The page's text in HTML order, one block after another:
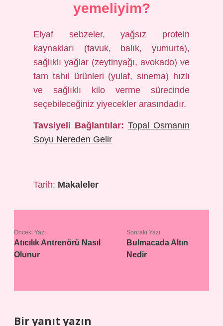
yemeliyim?
Elyaf sebzeler, yağsız protein
kaynakları (tavuk, balık, yumurta),
sağlıklı yağlar (zeytinyağı, avokado) ve
tam tahıl ürünleri (yulaf, sinema) hızlı
ve sağlıklı kilo verme sürecinde
seçebileceğiniz yiyecekler arasındadır.
Tavsiyeli Bağlantılar: Topal Osmanın
Soyu Nereden Gelir
Tarih: Makaleler
Önceki Yazı
Atıcılık Antrenörü Nasıl
Olunur
Sonraki Yazı
Bulmacada Altın
Nedir
Bir yanıt yazın